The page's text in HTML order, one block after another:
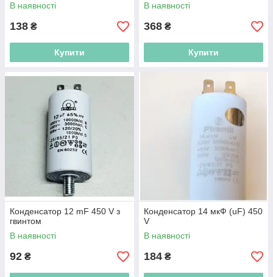
В наявності
138 ₴
Купити
В наявності
368 ₴
Купити
Конденсатор 12 mF 450 V з
гвинтом
В наявності
92 ₴
Конденсатор 14 мкФ (uF) 450
V
В наявності
184 ₴